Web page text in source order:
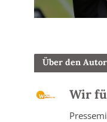
Über den Autor
Wir